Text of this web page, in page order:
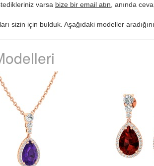
varsa bize bir email atın , anında
sizin için bulduk. Aşağıdaki modeller